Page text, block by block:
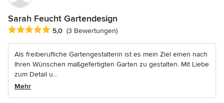
Sarah Feucht Gartendesign
Durchschnittliche Bewertung: 5 von 5 Sternen
5,0 (3 Bewertungen)
Als freiberufliche Gartengestalterin ist es mein Ziel einen nach
Ihren Wünschen maßgefertigten Garten zu gestalten. Mit Liebe
zum Detail u...
Mehr